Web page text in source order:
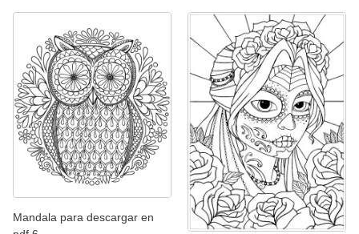
Mandala para descargar en